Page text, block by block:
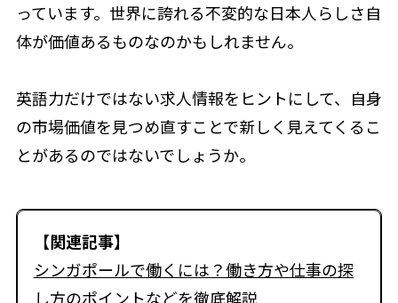
っています。世界に誇れる不変的な日本人らしさ自
体が価値あるものなのかもしれません。
英語力だけではない求人情報をヒントにして、自身
の市場価値を見つめ直すことで新しく見えてくるこ
とがあるのではないでしょうか。
【関連記事】
シンガポールで働くには？働き方や仕事の探
し方のポイントなどを徹底解説